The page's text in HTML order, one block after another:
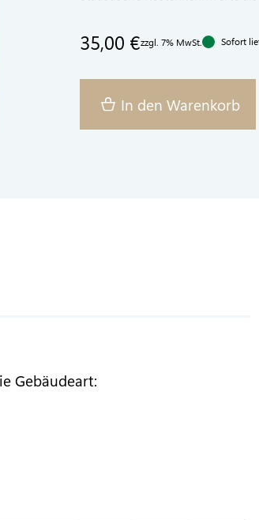
35,00 €zzgl. 7% MwSt. Sofort
In den Warenkorb
Gebäudeart: